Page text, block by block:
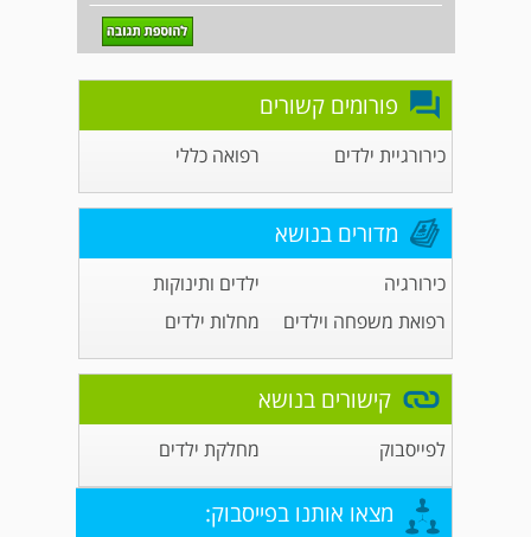
פורומים קשורים
כירורגיית ילדים רפואה כללי
מדורים בנושא
כירורגיה
ילדים ותינוקות
רפואת משפחה וילדים
מחלות ילדים
קישורים בנושא
לפייסבוק מחלקת ילדים
מצאו אותנו בפייסבוק: